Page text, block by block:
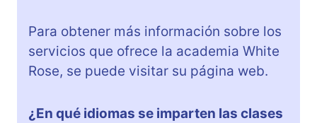
Para obtener más información sobre los
servicios que ofrece la academia White
Rose, se puede visitar su página web.
¿En qué idiomas se imparten las clases